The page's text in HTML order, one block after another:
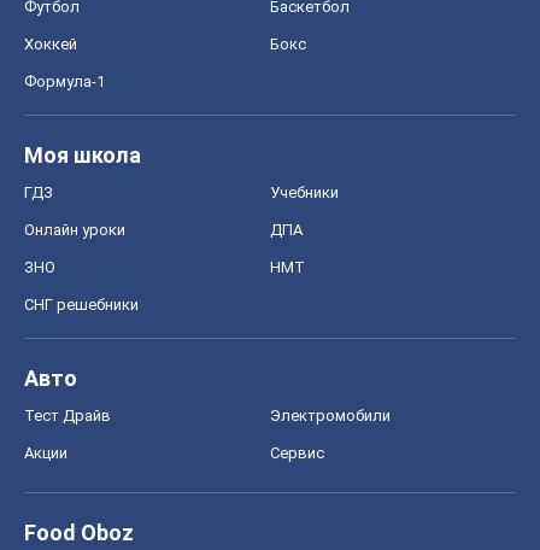
Футбол Баскетбол
Хоккей Бокс
Формула-1
Моя школа
ГДЗ Учебники
Онлайн уроки ДПА
ЗНО НМТ
СНГ решебники
Авто
Тест Драйв Электромобили
Акции Сервис
Food Oboz